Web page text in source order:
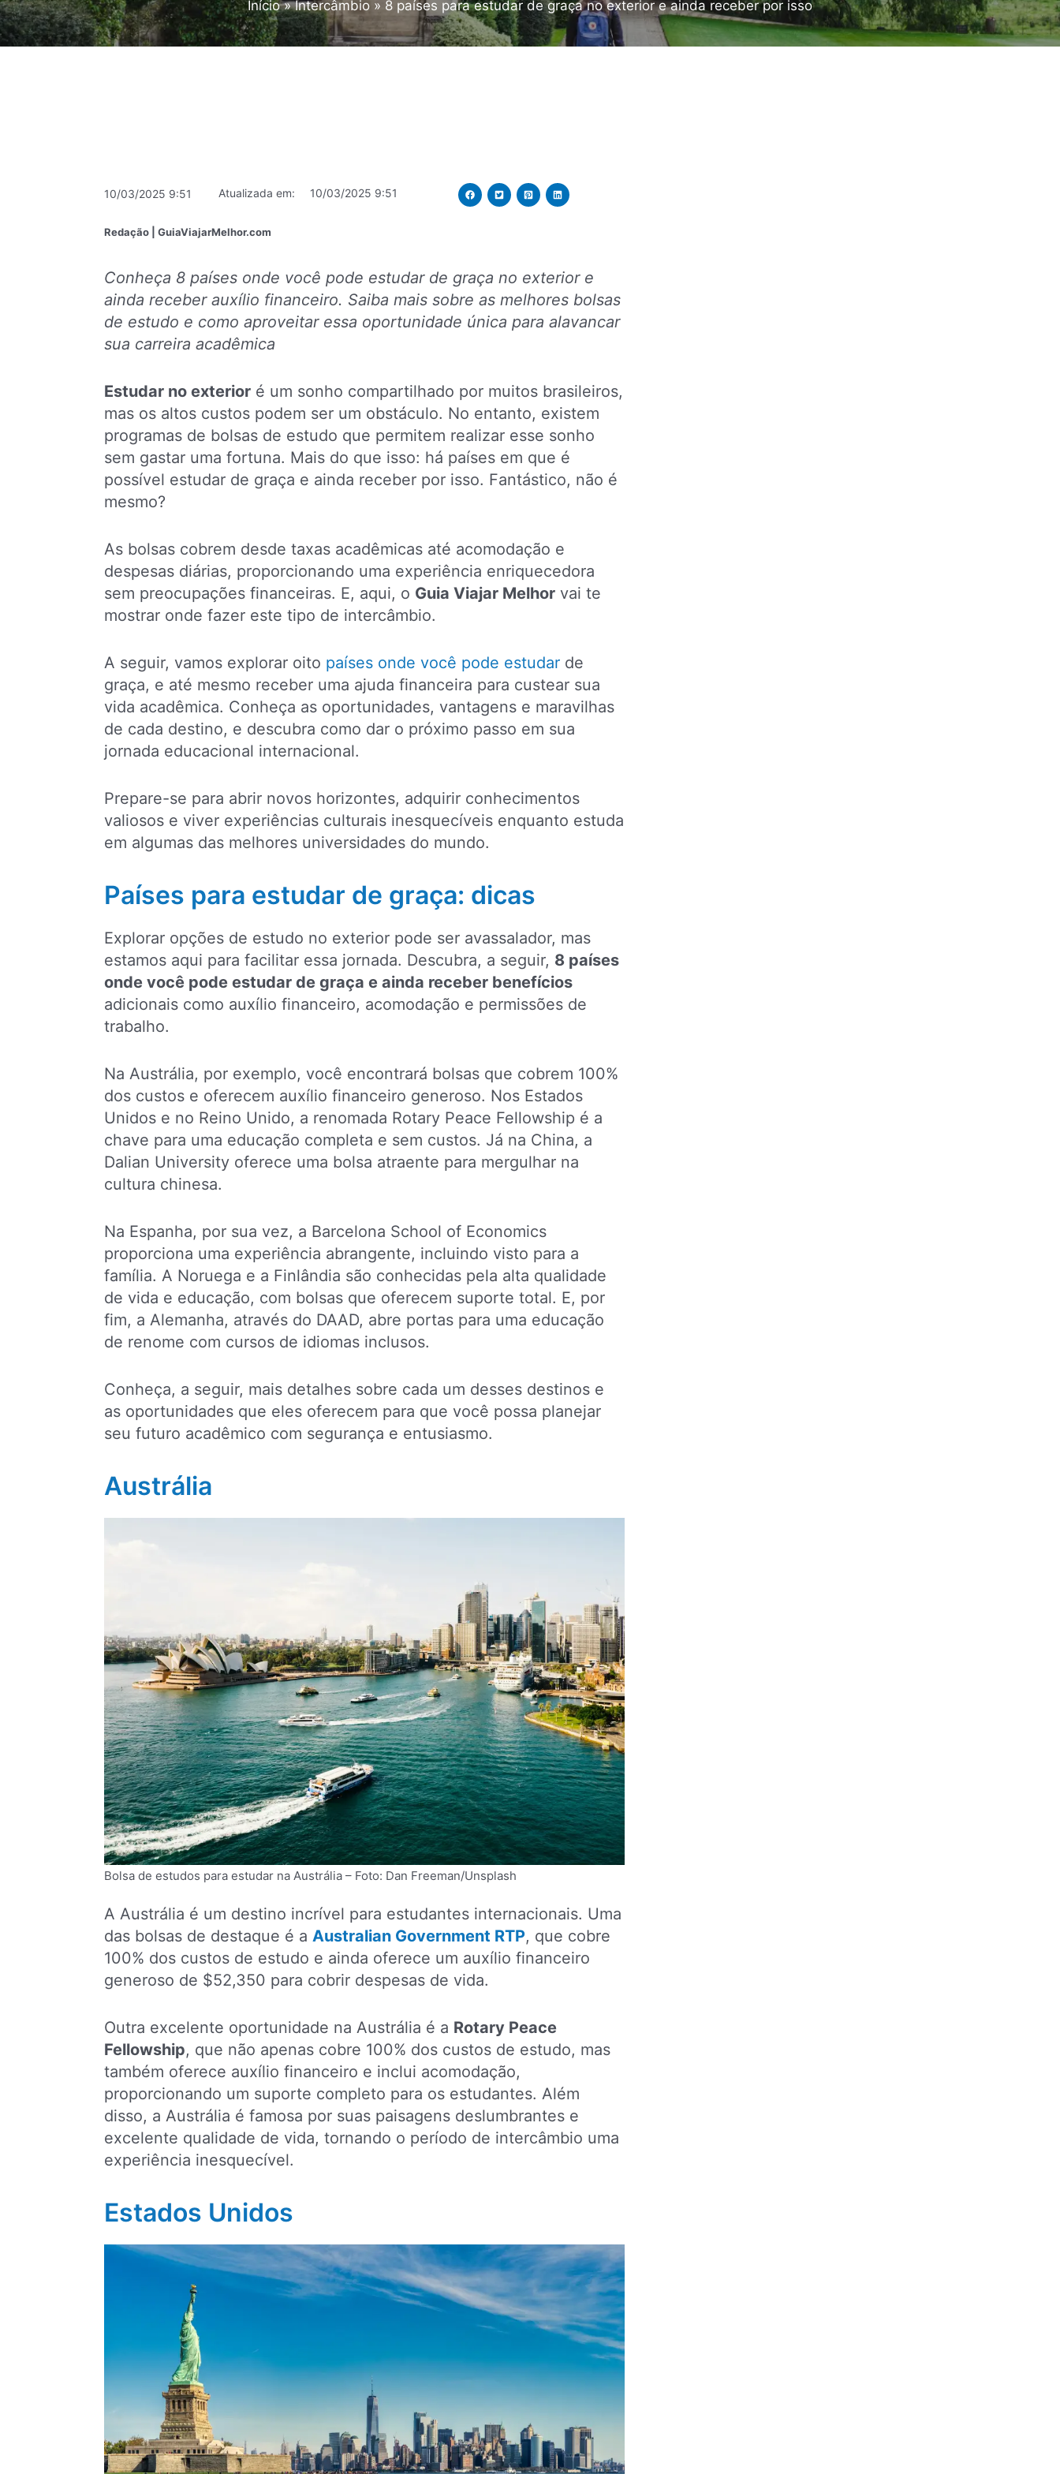
Início Intercâmbio 8 países para estudar de graça no exterior e ainda receber por isso
10/03/2025 9:51 Atualizada em: 10/03/2025 9:51
Redação | GuiaViajarMelhor.com
Conheça 8 países onde você pode estudar de graça no exterior e
ainda receber auxílio financeiro. Saiba mais sobre as melhores bolsas
de estudo e como aproveitar essa oportunidade única para alavancar
sua carreira acadêmica
Estudar no exterior é um sonho compartilhado por muitos brasileiros,
mas os altos custos podem ser um obstáculo. No entanto, existem
programas de bolsas de estudo que permitem realizar esse sonho
sem gastar uma fortuna. Mais do que isso: há países em que é
possível estudar de graça e ainda receber por isso. Fantástico, não é
mesmo?
As bolsas cobrem desde taxas acadêmicas até acomodação e
despesas diárias, proporcionando uma experiência enriquecedora
sem preocupações financeiras. E, aqui, o Guia Viajar Melhor vai te
mostrar onde fazer este tipo de intercâmbio.
A seguir, vamos explorar oito países onde você pode estudar de
graça, e até mesmo receber uma ajuda financeira para custear sua
vida acadêmica. Conheça as oportunidades, vantagens e maravilhas
de cada destino, e descubra como dar o próximo passo em sua
jornada educacional internacional.
Prepare-se para abrir novos horizontes, adquirir conhecimentos
valiosos e viver experiências culturais inesquecíveis enquanto estuda
em algumas das melhores universidades do mundo.
Países para estudar de graça: dicas
Explorar opções de estudo no exterior pode ser avassalador, mas
estamos aqui para facilitar essa jornada. Descubra, a seguir, 8 países
onde você pode estudar de graça e ainda receber benefícios
adicionais como auxílio financeiro, acomodação e permissões de
trabalho.
Na Austrália, por exemplo, você encontrará bolsas que cobrem 100%
dos custos e oferecem auxílio financeiro generoso. Nos Estados
Unidos e no Reino Unido, a renomada Rotary Peace Fellowship é a
chave para uma educação completa e sem custos. Já na China, a
Dalian University oferece uma bolsa atraente para mergulhar na
cultura chinesa.
Na Espanha, por sua vez, a Barcelona School of Economics
proporciona uma experiência abrangente, incluindo visto para a
família. A Noruega e a Finlândia são conhecidas pela alta qualidade
de vida e educação, com bolsas que oferecem suporte total. E, por
fim, a Alemanha, através do DAAD, abre portas para uma educação
de renome com cursos de idiomas inclusos.
Conheça, a seguir, mais detalhes sobre cada um desses destinos e
as oportunidades que eles oferecem para que você possa planejar
seu futuro acadêmico com segurança e entusiasmo.
Austrália
Bolsa de estudos para estudar na Austrália – Foto: Dan Freeman/Unsplash
A Austrália é um destino incrível para estudantes internacionais. Uma
das bolsas de destaque é a Australian Government RTP, que cobre
100% dos custos de estudo e ainda oferece um auxílio financeiro
generoso de $52,350 para cobrir despesas de vida.
Outra excelente oportunidade na Austrália é a Rotary Peace
Fellowship, que não apenas cobre 100% dos custos de estudo, mas
também oferece auxílio financeiro e inclui acomodação,
proporcionando um suporte completo para os estudantes. Além
disso, a Austrália é famosa por suas paisagens deslumbrantes e
excelente qualidade de vida, tornando o período de intercâmbio uma
experiência inesquecível.
Estados Unidos